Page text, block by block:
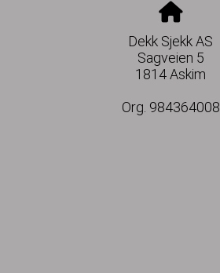
Dekk Sjekk AS
Sagveien 5
1814 Askim
Org. 984364008